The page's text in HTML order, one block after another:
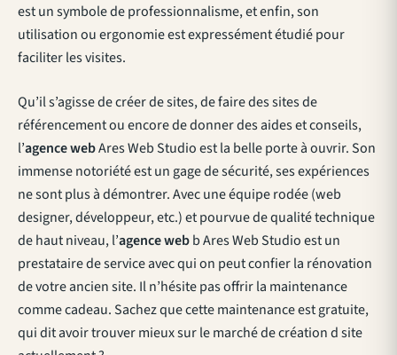
est un symbole de professionnalisme, et enfin, son
utilisation ou ergonomie est expressément étudié pour
faciliter les visites.
Qu’il s’agisse de créer de sites, de faire des sites de
référencement ou encore de donner des aides et conseils,
l’agence webAres Web Studio est la belle porte à ouvrir. Son
immense notoriété est un gage de sécurité, ses expériences
ne sont plus à démontrer. Avec une équipe rodée (web
designer, développeur, etc.) et pourvue de qualité technique
de haut niveau, l’agence webb Ares Web Studio est un
prestataire de service avec qui on peut confier la rénovation
de votre ancien site. Il n’hésite pas offrir la maintenance
comme cadeau. Sachez que cette maintenance est gratuite,
qui dit avoir trouver mieux sur le marché de création d site